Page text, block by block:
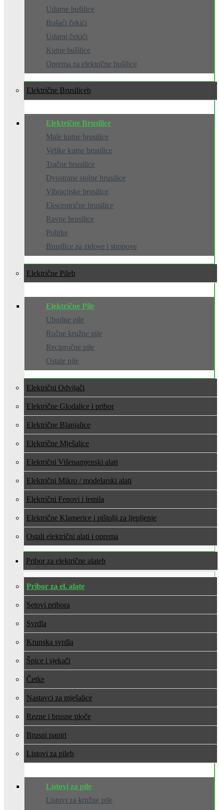
Udarne bušilice
Bušaći čekići
Udarni čekići
Kutne bušilice
Oprema za električne bušilice
Električne Brusilice
Električne Brusilice
Male kutne brusilice
Velike kutne brusilice
Tračne brusilice
Dvostrane stolne brusilice
Vibracijske brusilice
Ekscentrične brusilice
Ravne brusilice
Polirke
Brusilice za zidove i stropove
Električne Pile
Električne Pile
Ubodne pile
Ručne kružne pile
Recipročne pile
Ostale pile
Električni Odvijači
Električne Glodalice i pribor
Električne Blanjalice
Električne Mješalice
Električni Višenamjenski alati
Električni Mikro / modelarski alati
Električni Fenovi i lemila
Električne Klamerice i pištolji za ljepljenje
Ostali električni alati i oprema
Pribor za električne alate
Pribor za el. alate
Setovi pribora
Svrdla
Krunska svrdla
Špice i sjekači
Četke
Nastavci za mješalice
Rezne i brusne ploče
Brusni papiri
Listovi za pile
Listovi za pile
Listovi za kružne pile